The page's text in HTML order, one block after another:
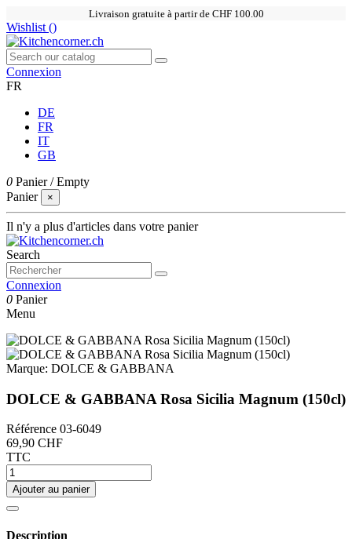
Livraison gratuite à partir de CHF 100.00
Wishlist ()
Connexion
FR
DE
FR
IT
GB
0 Panier /Empty
Panier
×
Il n'y a plus d'articles dans votre panier
Search
Connexion
0 Panier
Menu
Marque: DOLCE & GABBANA
DOLCE & GABBANA Rosa Sicilia Magnum (150cl)
Référence 03-6049
69,90 CHF
TTC
Ajouter au panier
Description